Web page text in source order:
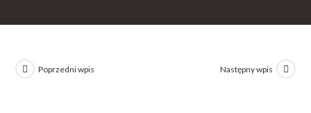
Poprzedni wpis Następny wpis